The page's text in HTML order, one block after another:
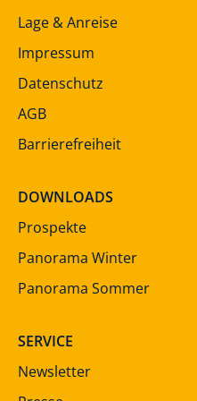
Lage & Anreise
Impressum
Datenschutz
AGB
Barrierefreiheit
DOWNLOADS
Prospekte
Panorama Winter
Panorama Sommer
SERVICE
Newsletter